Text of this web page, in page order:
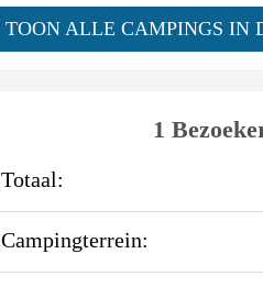
TOON ALLE CAMPINGS IN
1
Totaal:
Campingterrein: